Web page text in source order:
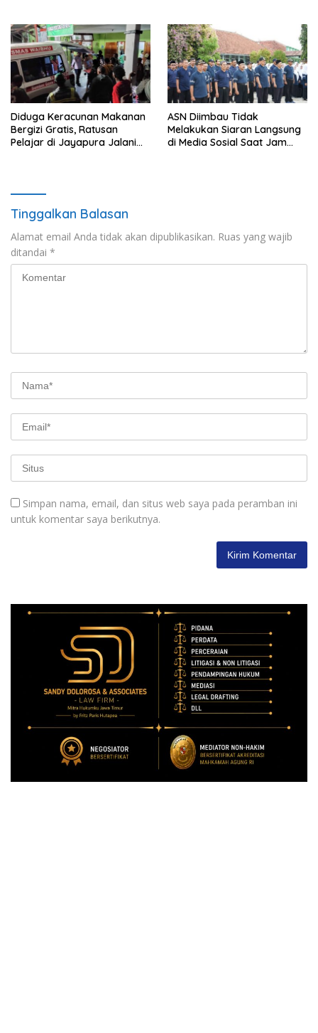
Diduga Keracunan Makanan
Bergizi Gratis, Ratusan
Pelajar di Jayapura Jalani
ASN Diimbau Tidak
Melakukan Siaran Langsung
di Media Sosial Saat Jam
Tinggalkan Balasan
Alamat email Anda tidak akan dipublikasikan. Ruas yang wajib
ditandai *
Simpan nama, email, dan situs web saya pada peramban ini
untuk komentar saya berikutnya.